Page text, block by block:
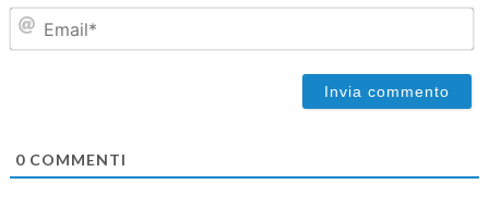
0COMMENTI